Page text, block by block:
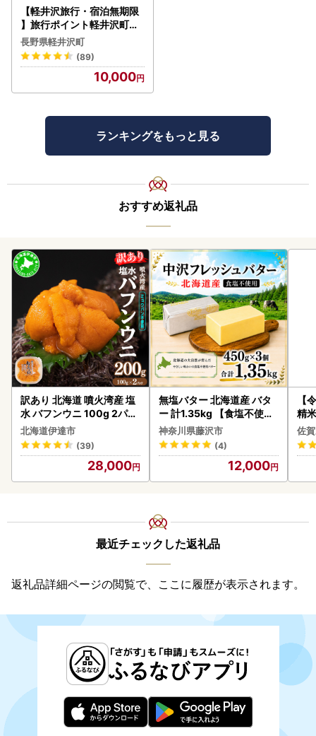
【軽井沢旅行・宿泊無期限
】旅行ポイント軽井沢町ふ
るなびトラベルポイント
長野県軽井沢町
(89)
10,000
ランキングをもっと見る
おすすめ返礼品
訳あり 北海道 噴火湾産 塩
水 バフンウニ 100g 2パッ
ク 計200g 《アフター保証
付き》うに ウニ 雲丹 海鮮
海の幸 魚介類 ウニ丼 お寿
司 濃厚 無添加 産地直送 お
取り寄せ 山村水産 送料無
北海道伊達市
(39)
28,000
無塩バター 北海道産 バタ
ー 計1.35kg 【食塩不使用
】
神奈川県藤沢市
(4)
12,000
【
精
佐
最近チェックした返礼品
返礼品詳細ページの閲覧で、ここに履歴が表示されます。